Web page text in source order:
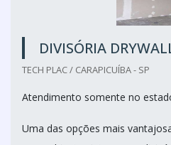
DIVISÓRIA
TECH PLAC / CARAPICUÍBA - SP
Atendimento somente no
Uma das opções mais